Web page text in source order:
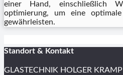
einer Hand, einschließlich
optimierung, um eine
gewährleisten.
Standort & Kontakt
GLASTECHNIK HOLGER